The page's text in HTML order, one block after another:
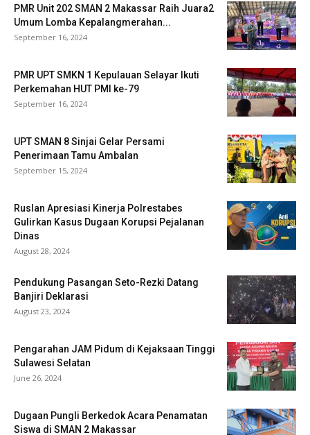
PMR Unit 202 SMAN 2 Makassar Raih Juara2
Umum Lomba Kepalangmerahan...
September 16, 2024
PMR UPT SMKN 1 Kepulauan Selayar Ikuti
Perkemahan HUT PMI ke-79
September 16, 2024
UPT SMAN 8 Sinjai Gelar Persami
Penerimaan Tamu Ambalan
September 15, 2024
Ruslan Apresiasi Kinerja Polrestabes
Gulirkan Kasus Dugaan Korupsi Pejalanan
Dinas
August 28, 2024
Pendukung Pasangan Seto-Rezki Datang
Banjiri Deklarasi
August 23, 2024
Pengarahan JAM Pidum di Kejaksaan Tinggi
Sulawesi Selatan
June 26, 2024
Dugaan Pungli Berkedok Acara Penamatan
Siswa di SMAN 2 Makassar